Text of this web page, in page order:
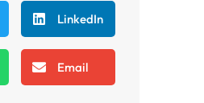
LinkedIn
Email